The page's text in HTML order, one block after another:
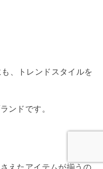
、トレンドスタイルを
ンドです。
えたアイテムが揃うの